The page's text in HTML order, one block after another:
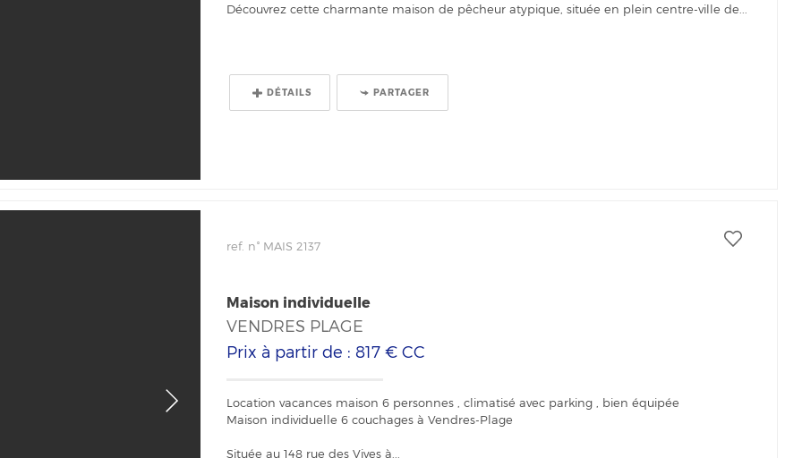
Découvrez cette charmante maison de pêcheur atypique, située en plein centre-ville de...
DÉTAILS PARTAGER
ref. n° MAIS 2137
Maison individuelle
VENDRES PLAGE
Prix à partir de : 817 €CC
Location vacances maison 6 personnes , climatisé avec parking , bien équipée
Maison individuelle 6 couchages à Vendres-Plage
Située au 148 rue des Vives à...